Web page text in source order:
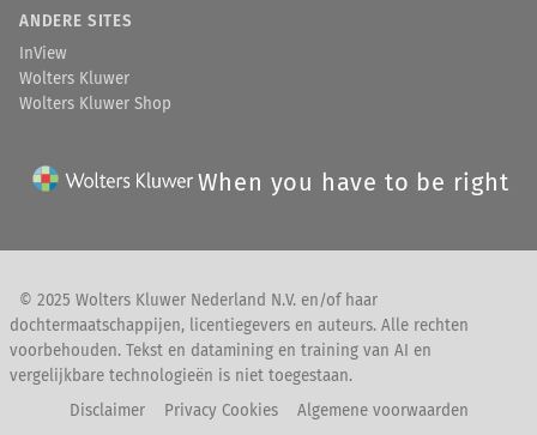
ANDERE SITES
InView
Wolters Kluwer
Wolters Kluwer Shop
When you have to be right
© 2025 Wolters Kluwer Nederland N.V. en/of haar
dochtermaatschappijen, licentiegevers en auteurs. Alle rechten
voorbehouden. Tekst en datamining en training van AI en
vergelijkbare technologieën is niet toegestaan.
Disclaimer
Privacy Cookies Algemene voorwaarden